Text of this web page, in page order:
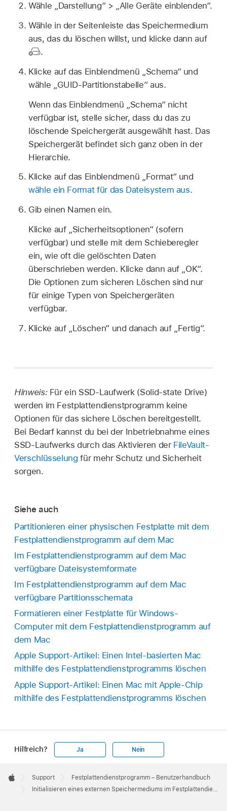
Wähle „Darstellung“ > „Alle Geräte einblenden“.
Wähle in der Seitenleiste das Speichermedium
aus, das du löschen willst, und klicke dann auf
.
Klicke auf das Einblendmenü „Schema“ und
wähle „GUID-Partitionstabelle“ aus.
Wenn das Einblendmenü „Schema“ nicht
verfügbar ist, stelle sicher, dass du das zu
löschende Speichergerät ausgewählt hast. Das
Speichergerät befindet sich ganz oben in der
Hierarchie.
Klicke auf das Einblendmenü „Format“ und
wähle ein Format für das Dateisystem aus.
Gib einen Namen ein.
Klicke auf „Sicherheitsoptionen“ (sofern
verfügbar) und stelle mit dem Schieberegler
ein, wie oft die gelöschten Daten
überschrieben werden. Klicke dann auf „OK“.
Die Optionen zum sicheren Löschen sind nur
für einige Typen von Speichergeräten
verfügbar.
Klicke auf „Löschen“ und danach auf „Fertig“.
Hinweis: Für ein SSD-Laufwerk (Solid-state Drive)
werden im Festplattendienstprogramm keine
Optionen für das sichere Löschen bereitgestellt.
Bei Bedarf kannst du bei der Inbetriebnahme eines
SSD-Laufwerks durch das Aktivieren der FileVault-
Verschlüsselung für mehr Schutz und Sicherheit
sorgen.
Siehe auch
Partitionieren einer physischen Festplatte mit dem
Festplattendienstprogramm auf dem Mac
Im Festplattendienstprogramm auf dem Mac
verfügbare Dateisystemformate
Im Festplattendienstprogramm auf dem Mac
verfügbare Partitionsschemata
Formatieren einer Festplatte für Windows-
Computer mit dem Festplattendienstprogramm auf
dem Mac
Apple Support-Artikel: Einen Intel-basierten Mac
mithilfe des Festplattendienstprogramms löschen
Apple Support-Artikel: Einen Mac mit Apple-Chip
mithilfe des Festplattendienstprogramms löschen
Hilfreich? Ja Nein
Footer

Apple
Support
Festplattendienstprogramm – Benutzerhandbuch
Initialisieren eines externen Speichermediums im Festplattendienstprogramm auf dem Mac